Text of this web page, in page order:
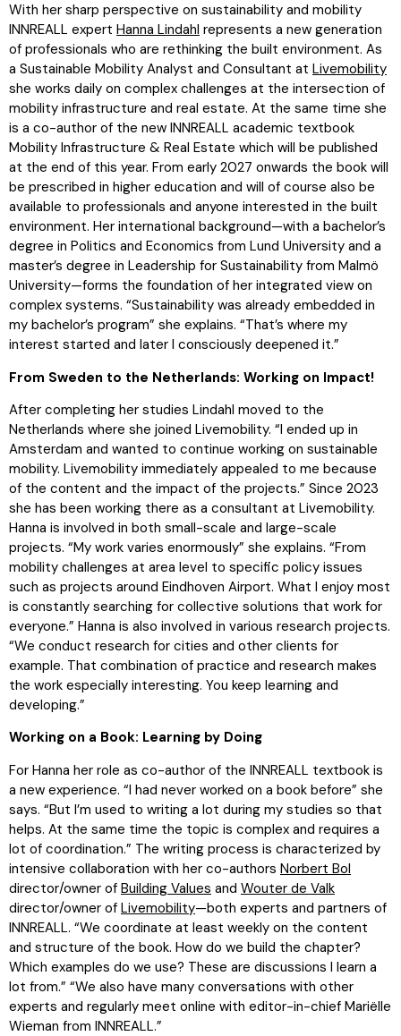
With her sharp perspective on sustainability and mobility
INNREALL expert Hanna Lindahl represents a new generation
of professionals who are rethinking the built environment. As
a Sustainable Mobility Analyst and Consultant at Livemobility
she works daily on complex challenges at the intersection of
mobility infrastructure and real estate. At the same time she
is a co-author of the new INNREALL academic textbook
Mobility Infrastructure & Real Estate which will be published
at the end of this year. From early 2027 onwards the book will
be prescribed in higher education and will of course also be
available to professionals and anyone interested in the built
environment. Her international background—with a bachelor’s
degree in Politics and Economics from Lund University and a
master’s degree in Leadership for Sustainability from Malmö
University—forms the foundation of her integrated view on
complex systems. “Sustainability was already embedded in
my bachelor’s program” she explains. “That’s where my
interest started and later I consciously deepened it.”
From Sweden to the Netherlands: Working on Impact!
After completing her studies Lindahl moved to the
Netherlands where she joined Livemobility. “I ended up in
Amsterdam and wanted to continue working on sustainable
mobility. Livemobility immediately appealed to me because
of the content and the impact of the projects.” Since 2023
she has been working there as a consultant at Livemobility.
Hanna is involved in both small-scale and large-scale
projects. “My work varies enormously” she explains. “From
mobility challenges at area level to specific policy issues
such as projects around Eindhoven Airport. What I enjoy most
is constantly searching for collective solutions that work for
everyone.” Hanna is also involved in various research projects.
“We conduct research for cities and other clients for
example. That combination of practice and research makes
the work especially interesting. You keep learning and
developing.”
Working on a Book: Learning by Doing
For Hanna her role as co-author of the INNREALL textbook is
a new experience. “I had never worked on a book before” she
says. “But I’m used to writing a lot during my studies so that
helps. At the same time the topic is complex and requires a
lot of coordination.” The writing process is characterized by
intensive collaboration with her co-authors Norbert Bol
director/owner of Building Values and Wouter de Valk
director/owner of Livemobility—both experts and partners of
INNREALL. “We coordinate at least weekly on the content
and structure of the book. How do we build the chapter?
Which examples do we use? These are discussions I learn a
lot from.” “We also have many conversations with other
experts and regularly meet online with editor-in-chief Mariëlle
Wieman from INNREALL.”